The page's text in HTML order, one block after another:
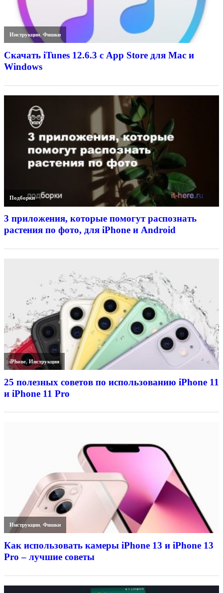
Инструкции,Фишки
Скачать iTunes 12.6.3 с App Store для Mac и
Windows
Подборки
3 приложения, которые помогут распознать
растения по фото, для iPhone и Android
iPhone,Инструкции
25 полезных советов по использованию iPhone 11
и iPhone 11 Pro
Инструкции,Фишки
Как использовать камеры iPhone 13 и iPhone 13
Pro – лучшие советы